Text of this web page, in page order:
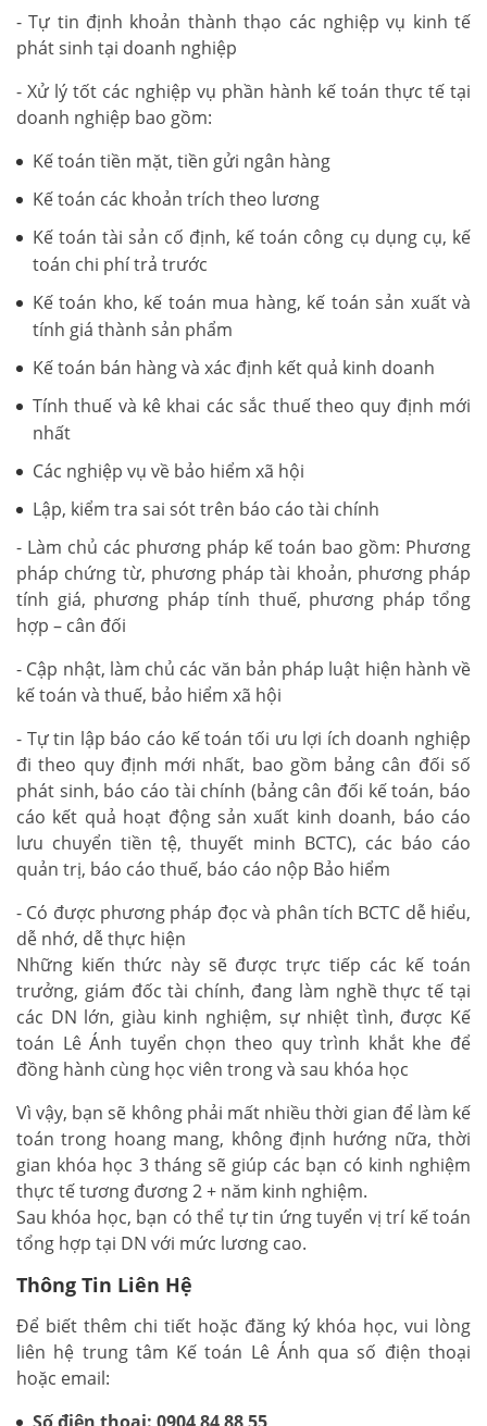
- Tự tin định khoản thành thạo các nghiệp vụ kinh tế
phát sinh tại doanh nghiệp
- Xử lý tốt các nghiệp vụ phần hành kế toán thực tế tại
doanh nghiệp bao gồm:
Kế toán tiền mặt, tiền gửi ngân hàng
Kế toán các khoản trích theo lương
Kế toán tài sản cố định, kế toán công cụ dụng cụ, kế
toán chi phí trả trước
Kế toán kho, kế toán mua hàng, kế toán sản xuất và
tính giá thành sản phẩm
Kế toán bán hàng và xác định kết quả kinh doanh
Tính thuế và kê khai các sắc thuế theo quy định mới
nhất
Các nghiệp vụ về bảo hiểm xã hội
Lập, kiểm tra sai sót trên báo cáo tài chính
- Làm chủ các phương pháp kế toán bao gồm: Phương
pháp chứng từ, phương pháp tài khoản, phương pháp
tính giá, phương pháp tính thuế, phương pháp tổng
hợp – cân đối
- Cập nhật, làm chủ các văn bản pháp luật hiện hành về
kế toán và thuế, bảo hiểm xã hội
- Tự tin lập báo cáo kế toán tối ưu lợi ích doanh nghiệp
đi theo quy định mới nhất, bao gồm bảng cân đối số
phát sinh, báo cáo tài chính (bảng cân đối kế toán, báo
cáo kết quả hoạt động sản xuất kinh doanh, báo cáo
lưu chuyển tiền tệ, thuyết minh BCTC), các báo cáo
quản trị, báo cáo thuế, báo cáo nộp Bảo hiểm
- Có được phương pháp đọc và phân tích BCTC dễ hiểu,
dễ nhớ, dễ thực hiện
Những kiến thức này sẽ được trực tiếp các kế toán
trưởng, giám đốc tài chính, đang làm nghề thực tế tại
các DN lớn, giàu kinh nghiệm, sự nhiệt tình, được Kế
toán Lê Ánh tuyển chọn theo quy trình khắt khe để
đồng hành cùng học viên trong và sau khóa học
Vì vậy, bạn sẽ không phải mất nhiều thời gian để làm kế
toán trong hoang mang, không định hướng nữa, thời
gian khóa học 3 tháng sẽ giúp các bạn có kinh nghiệm
thực tế tương đương 2 + năm kinh nghiệm.
Sau khóa học, bạn có thể tự tin ứng tuyển vị trí kế toán
tổng hợp tại DN với mức lương cao.
Thông Tin Liên Hệ
Để biết thêm chi tiết hoặc đăng ký khóa học, vui lòng
liên hệ trung tâm Kế toán Lê Ánh qua số điện thoại
hoặc email: